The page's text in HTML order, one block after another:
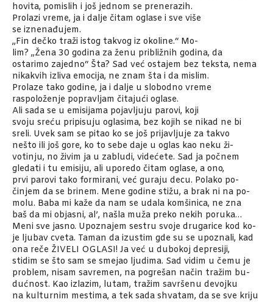
hovita, pomislih i još jednom se prenerazih.
Prolazi vreme, ja i dalje čitam oglase i sve više
se iznenađujem.
,,Fin dečko traži istog takvog iz okoline.“ Mo-
lim? ,,Žena 30 godina za ženu približnih godina, da
ostarimo zajedno“ Šta? Sad već ostajem bez teksta, nema
nikakvih izliva emocija, ne znam šta i da mislim.
Prolaze tako godine, ja i dalje u slobodno vreme
raspoloženje popravljam čitajući oglase.
Ali sada se u emisijama pojavljuju parovi, koji
svoju sreću pripisuju oglasima, bez kojih se nikad ne bi
sreli. Uvek sam se pitao ko se još prijavljuje za takvo
nešto ili još gore, ko to sebe daje u oglas kao neku ži-
votinju, no živim ja u zabludi, videćete. Sad ja počnem
gledati i tu emisiju, ali uporedo čitam oglase, a ono,
prvi parovi tako formirani, već guraju decu. Polako po-
činjem da se brinem. Mene godine stižu, a brak ni na po-
molu. Baba mi kaže da nam se udala komšinica, ne zna
baš da mi objasni, al’, našla muža preko nekih poruka…
Meni sve jasno. Upoznajem sestru svoje drugarice kod ko-
je ljubav cveta. Taman da izustim gde su se upoznali, kad
ona reče ŽIVELI OGLASI! Ja već u dubokoj depresiji,
stidim se što sam se smejao ljudima. Sad vidim u čemu je
problem, nisam savremen, na pogrešan način tražim bu-
dućnost. Kao izlazim, lutam, tražim savršenu devojku
na kulturnim mestima, a tek sada shvatam, da se sve kriju